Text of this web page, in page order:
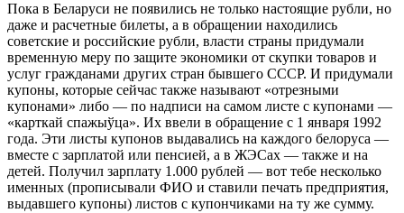
Пока в Беларуси не появились не только настоящие рубли, но
даже и расчетные билеты, а в обращении находились
советские и российские рубли, власти страны придумали
временную меру по защите экономики от скупки товаров и
услуг гражданами других стран бывшего СССР. И придумали
купоны, которые сейчас также называют «отрезными
купонами» либо — по надписи на самом листе с купонами —
«карткай спажыўца». Их ввели в обращение с 1 января 1992
года. Эти листы купонов выдавались на каждого белоруса —
вместе с зарплатой или пенсией, а в ЖЭСах — также и на
детей. Получил зарплату 1.000 рублей — вот тебе несколько
именных (прописывали ФИО и ставили печать предприятия,
выдавшего купоны) листов с купончиками на ту же сумму.